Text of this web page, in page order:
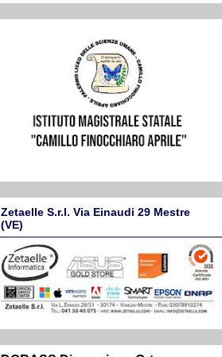
Zetaelle S.r.l. Via Einaudi 29 Mestre
(VE)